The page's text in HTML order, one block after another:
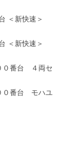
＜新快速＞
＜新快速＞
０番台 ４両セ
０番台 モハユ